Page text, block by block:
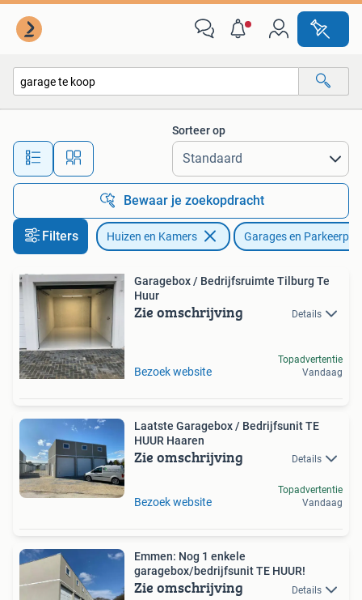
Alle afstanden…
Sorteer op
Bewaar je zoekopdracht
Filters Huizen en Kamers Garages en
Garagebox / Bedrijfsruimte Tilburg Te
Huur
Zie omschrijving Details
Bezoek website
Topadvertentie
Vandaag
Laatste Garagebox / Bedrijfsunit TE
HUUR Haaren
Zie omschrijving Details
Bezoek website
Topadvertentie
Vandaag
Emmen: Nog 1 enkele
garagebox/bedrijfsunit TE HUUR!
Zie omschrijving Details